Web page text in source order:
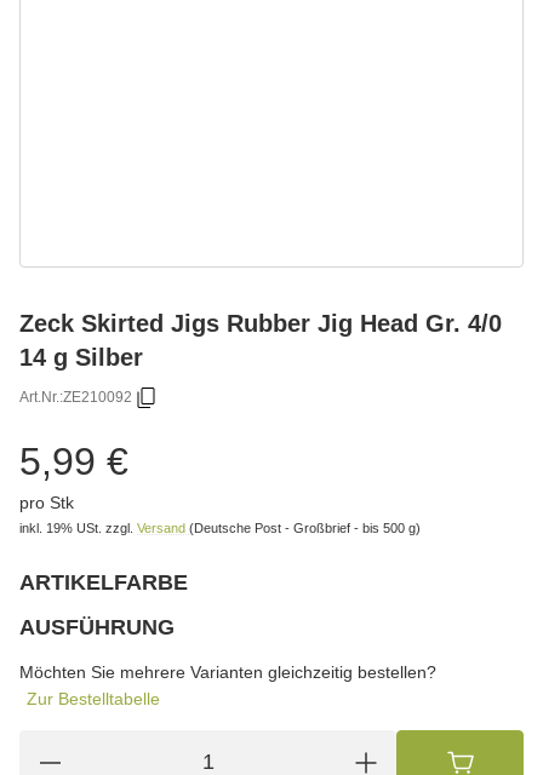
Zeck Skirted Jigs Rubber Jig Head Gr. 4/0
14 g Silber
Art.Nr.:ZE210092
5,99 €
pro Stk
inkl. 19% USt. zzgl. Versand (Deutsche Post - Großbrief - bis 500 g)
ARTIKELFARBE
AUSFÜHRUNG
Möchten Sie mehrere Varianten gleichzeitig bestellen?
Zur Bestelltabelle